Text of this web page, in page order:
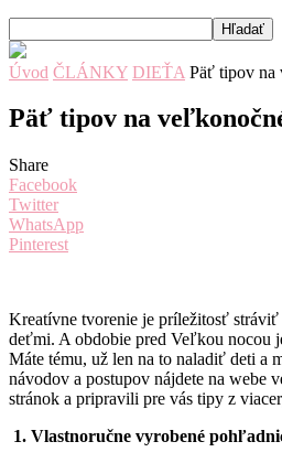
Úvod ČLÁNKY DIEŤA Päť tipov na
Päť tipov na
Share
Facebook
Twitter
WhatsApp
Pinterest
Kreatívne tvorenie je príležitosť stráviť
deťmi. A obdobie pred Veľkou nocou
Máte tému, už len na to naladiť deti a
návodov a postupov nájdete na webe
stránok a pripravili pre vás tipy z
1. Vlastnoručne vyrobené